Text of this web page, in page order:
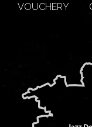
VOUCHERY